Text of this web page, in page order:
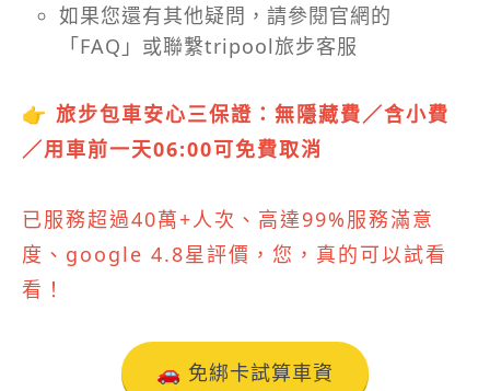
如果您還有其他疑問，請參閱官網的
「FAQ」或聯繫tripool旅步客服
👉 旅步包車安心三保證：無隱藏費／含小費
／用車前一天06:00可免費取消
已服務超過40萬+人次、高達99%服務滿意
度、google 4.8星評價，您，真的可以試看
看！
🚗 免綁卡試算車資